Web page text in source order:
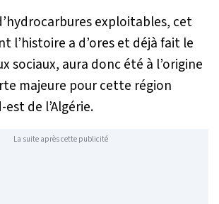
exploitables, cet
l’histoire a d’ores et déjà fait le
sociaux, aura donc été à l’origine
majeure pour cette région
de l’Algérie.
La suite après cette publicité